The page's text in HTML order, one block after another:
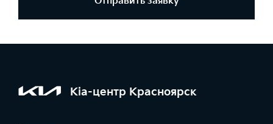
Kia-центр Красноярск